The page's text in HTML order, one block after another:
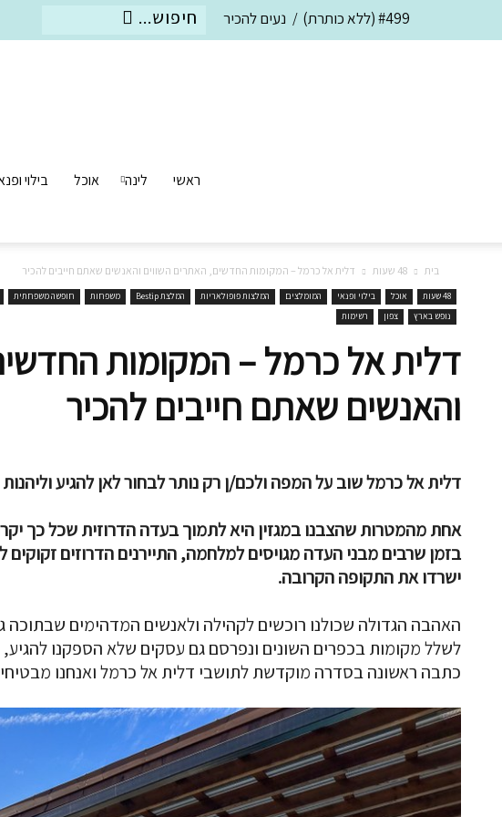
#499 (ללא כותרת) נעים להכיר
ראשי לינה אוכל בילוי
בית 48 שעות דלית אל כרמל – המקומות החדשים, האתרים השווים והאנשים שאתם חייבים להכיר
48 שעות אוכל בילוי ופנאי המומלצים המלצות פופולאריות המלצת Bestip משפחות חופשה משפחתית
נופש בארץ
צפון רשימות
דלית אל כרמל – המקומות
והאנשים שאתם חייבים להכיר
דלית אל כרמל שוב על המפה ולכם/ן רק נותר לבחור לאן להגיע
אחת מהמטרות שהצבנו במגזין היא לתמוך בעדה הדרוזית שכל כך
בזמן שרבים מבני העדה מגויסים למלחמה, התיירנים הדרוזים
ישרדו את התקופה הקרובה.
האהבה הגדולה שכולנו רוכשים לקהילה ולאנשים המדהימים שבתוכה
לשלל מקומות בכפרים השונים ונפרסם גם עסקים שלא הספקנו להגיע,
כתבה ראשונה בסדרה מוקדשת לתושבי דלית אל כרמל ואנחנו